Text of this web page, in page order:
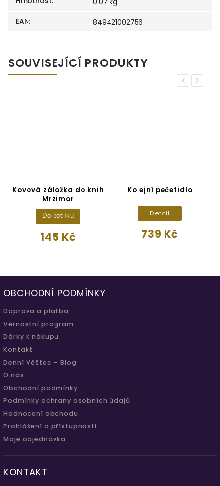
EAN: 849421002756
SOUVISEJÍCÍ PRODUKTY
Previous
Kovová záložka do knih
Mrzimor
145 Kč
Do kotlíku
Kolejní pečetidlo
739 Kč
Detail
Next
OBCHODNÍ PODMÍNKY
Doprava a platba
Věrnostní program
Dárky k nákupu
Kontakt
Denní Věštec – Blog
O nás
Obchodní podmínky
Podmínky ochrany osobních údajů
Hodnocení obchodu
Prohlášení o přístupnosti
Moje objednávka
KONTAKT